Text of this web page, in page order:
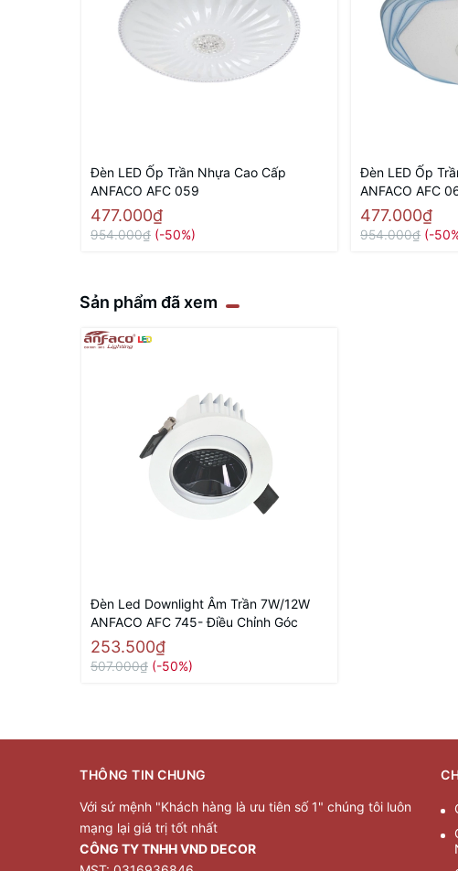
Đèn LED Ốp Trần Nhựa Cao Cấp
ANFACO AFC 059
477.000₫
954.000₫ (-50%)
Đèn LED Ốp
ANFACO AFC
477.000₫
954.000₫ (-
Sản phẩm đã xem
Đèn Led Downlight Âm Trần 7W/12W
ANFACO AFC 745- Điều Chỉnh Góc
253.500₫
507.000₫ (-50%)
THÔNG TIN CHUNG
Với sứ mệnh "Khách hàng là ưu tiên số 1" chúng tôi luôn
mạng lại giá trị tốt nhất
CÔNG TY TNHH VND DECOR